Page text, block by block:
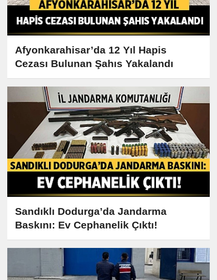
Afyonkarahisar’da 12 Yıl Hapis
Cezası Bulunan Şahıs Yakalandı
Sandıklı Dodurga’da Jandarma
Baskını: Ev Cephanelik Çıktı!